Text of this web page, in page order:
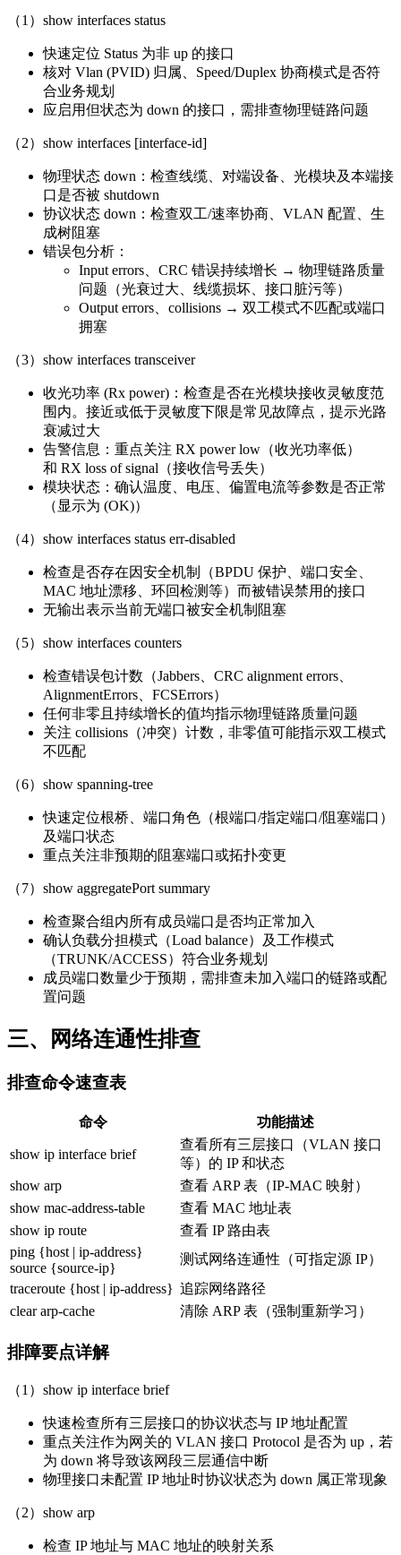
（1）show interfaces status
快速定位 Status 为非 up 的接口
核对 Vlan (PVID) 归属、Speed/Duplex 协商模式是否符
合业务规划
应启用但状态为 down 的接口，需排查物理链路问题
（2）show interfaces [interface-id]
物理状态 down：检查线缆、对端设备、光模块及本端接
口是否被 shutdown
协议状态 down：检查双工/速率协商、VLAN 配置、生
成树阻塞
错误包分析：
Input errors、CRC 错误持续增长 → 物理链路质量
问题（光衰过大、线缆损坏、接口脏污等）
Output errors、collisions → 双工模式不匹配或端口
拥塞
（3）show interfaces transceiver
收光功率 (Rx power)：检查是否在光模块接收灵敏度范
围内。接近或低于灵敏度下限是常见故障点，提示光路
衰减过大
告警信息：重点关注 RX power low（收光功率低）
和 RX loss of signal（接收信号丢失）
模块状态：确认温度、电压、偏置电流等参数是否正常
（显示为 (OK)）
（4）show interfaces status err-disabled
检查是否存在因安全机制（BPDU 保护、端口安全、
MAC 地址漂移、环回检测等）而被错误禁用的接口
无输出表示当前无端口被安全机制阻塞
（5）show interfaces counters
检查错误包计数（Jabbers、CRC alignment errors、
AlignmentErrors、FCSErrors）
任何非零且持续增长的值均指示物理链路质量问题
关注 collisions（冲突）计数，非零值可能指示双工模式
不匹配
（6）show spanning-tree
快速定位根桥、端口角色（根端口/指定端口/阻塞端口）
及端口状态
重点关注非预期的阻塞端口或拓扑变更
（7）show aggregatePort summary
检查聚合组内所有成员端口是否均正常加入
确认负载分担模式（Load balance）及工作模式
（TRUNK/ACCESS）符合业务规划
成员端口数量少于预期，需排查未加入端口的链路或配
置问题
三、网络连通性排查
排查命令速查表
命令 功能描述
show ip interface brief
查看所有三层接口（VLAN 接口
等）的 IP 和状态
show arp
查看 ARP 表（IP-MAC 映射）
show mac-address-table
查看 MAC 地址表
show ip route
查看 IP 路由表
ping {host | ip-address}
source {source-ip}
测试网络连通性（可指定源 IP）
traceroute {host | ip-address} 追踪网络路径
clear arp-cache
清除 ARP 表（强制重新学习）
排障要点详解
（1）show ip interface brief
快速检查所有三层接口的协议状态与 IP 地址配置
重点关注作为网关的 VLAN 接口 Protocol 是否为 up，若
为 down 将导致该网段三层通信中断
物理接口未配置 IP 地址时协议状态为 down 属正常现象
（2）show arp
检查 IP 地址与 MAC 地址的映射关系